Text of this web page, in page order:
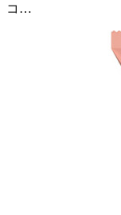
コ…